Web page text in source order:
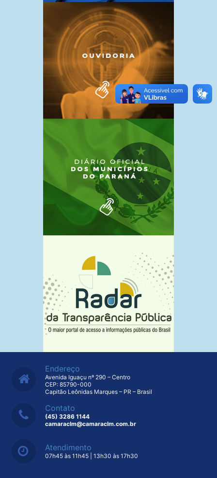
Endereço
Avenida Iguaçu nº 290 – Centro
CEP: 85790-000
Capitão Leônidas Marques – PR – Brasil
Contato
(45) 3286 1144
camaraclm@camaraclm.com.br
Atendimento
07h45 às 11h45 | 13h30 às 17h30